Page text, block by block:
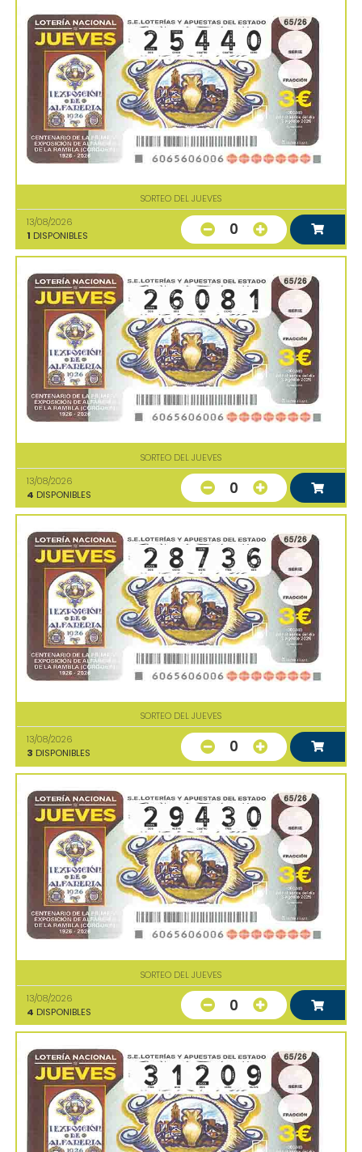
SORTEO DEL JUEVES
13/08/2026
1 DISPONIBLES 0
SORTEO DEL JUEVES
13/08/2026
4 DISPONIBLES 0
SORTEO DEL JUEVES
13/08/2026
3 DISPONIBLES 0
SORTEO DEL JUEVES
13/08/2026
4 DISPONIBLES 0